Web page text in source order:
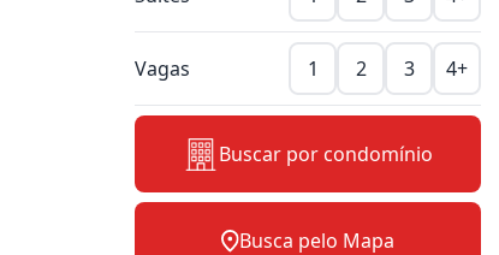
Vagas 1 2 3 4+
Buscar por condomínio
Busca pelo Mapa